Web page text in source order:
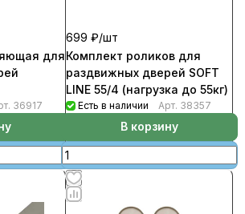
для
36917
699 ₽/шт
Комплект роликов для
раздвижных дверей SOFT
LINE 55/4 (нагрузка до 55кг)
Есть в наличии Арт. 38357
В корзину